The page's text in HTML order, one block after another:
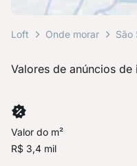
Loft Onde morar São
Valores de anúncios de
Valor do m²
R$ 3,4 mil